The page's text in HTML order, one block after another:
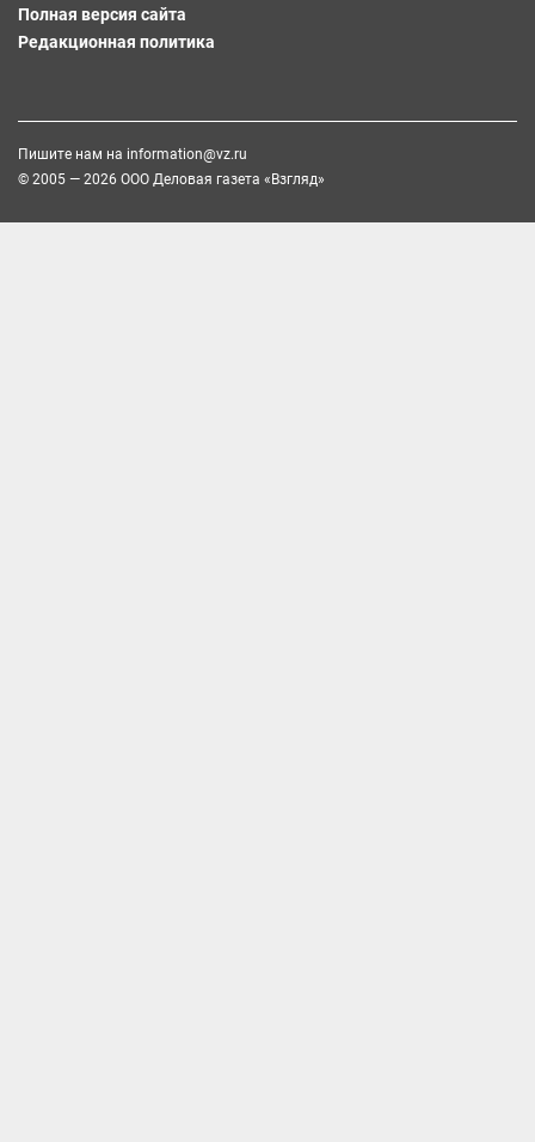
Полная версия сайта
Редакционная политика
Пишите нам на information@vz.ru
© 2005 — 2026 ООО Деловая газета «Взгляд»